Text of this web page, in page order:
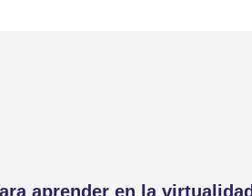
aprender en la virtualidad